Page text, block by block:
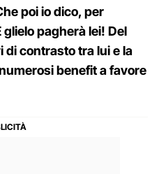
poi io dico, per
pagherà lei! Del
di contrasto tra lui e la
benefit a favore